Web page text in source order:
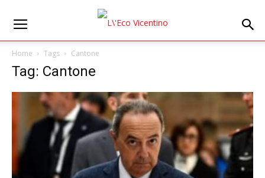
Home Tags Cantone
Tag: Cantone